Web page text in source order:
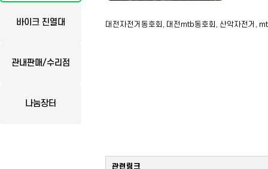
바이크 진열대
관내판매/수리점
나눔장터
대전자전거동호회, 대전mtb동호회, 산악자전거,
관련링크